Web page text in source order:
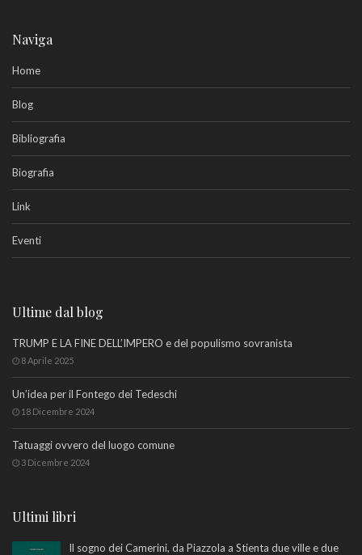
Naviga
Home
Blog
Bibliografia
Biografia
Link
Eventi
Ultime dal blog
TRUMP E LA FINE DELL’IMPERO e del populismo sovranista
8 Aprile 2025
Un’idea per il Fontego dei Tedeschi
18 Dicembre 2024
Tatuaggi ovvero del luogo comune
3 Dicembre 2024
Ultimi libri
Il sogno dei Camerini, da Piazzola a Stienta due ville e due